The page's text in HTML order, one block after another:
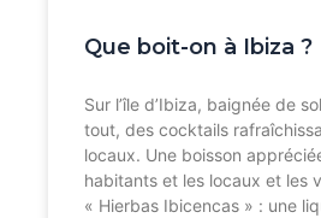
Que boit-on à Ibiza ?
Sur l’île d’Ibiza, baignée de
tout, des cocktails
locaux. Une boisson
habitants et les locaux et les
« Hierbas Ibicencas » : une